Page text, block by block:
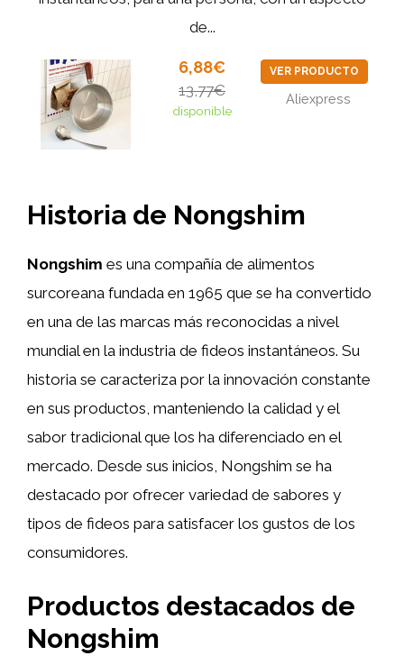
de...
6,88€
13,77€
disponible
VER PRODUCTO
Aliexpress
Historia de Nongshim
Nongshim es una compañía de alimentos
surcoreana fundada en 1965 que se ha convertido
en una de las marcas más reconocidas a nivel
mundial en la industria de fideos instantáneos. Su
historia se caracteriza por la innovación constante
en sus productos, manteniendo la calidad y el
sabor tradicional que los ha diferenciado en el
mercado. Desde sus inicios, Nongshim se ha
destacado por ofrecer variedad de sabores y
tipos de fideos para satisfacer los gustos de los
consumidores.
Productos destacados de
Nongshim